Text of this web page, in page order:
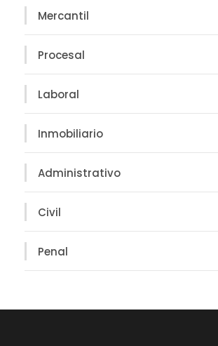
Mercantil
Procesal
Laboral
Inmobiliario
Administrativo
Civil
Penal